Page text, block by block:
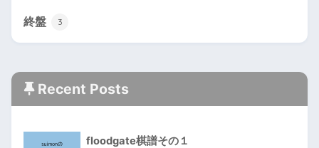
終盤 3
Recent Posts
floodgate棋譜その１